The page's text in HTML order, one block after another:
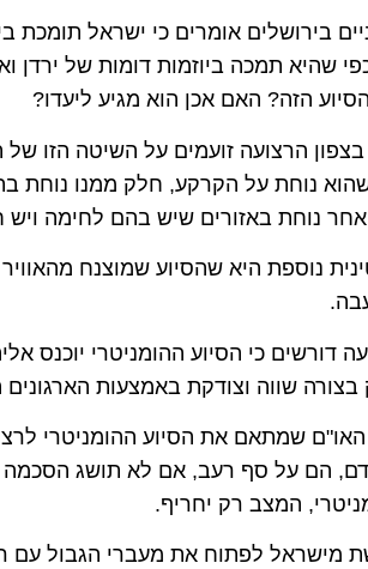
בירושלים אומרים כי ישראל תומכת
שהיא תמכה ביוזמות דומות של ירדן
הזה? האם אכן הוא מגיע ליעדו?
הרצועה זועמים על השיטה הזו
נוחת על הקרקע, חלק ממנו נוחת
נוחת באזורים שיש בהם לחימה ויש
נוספת היא שהסיוע שמוצנח
דורשים כי הסיוע ההומניטרי יוכנס
בצורה שווה וצודקת באמצעות
אדם, הם על סף רעב, אם לא תושג
המצב רק יחריף.
מישראל לפתוח את מעברי הגבול עם